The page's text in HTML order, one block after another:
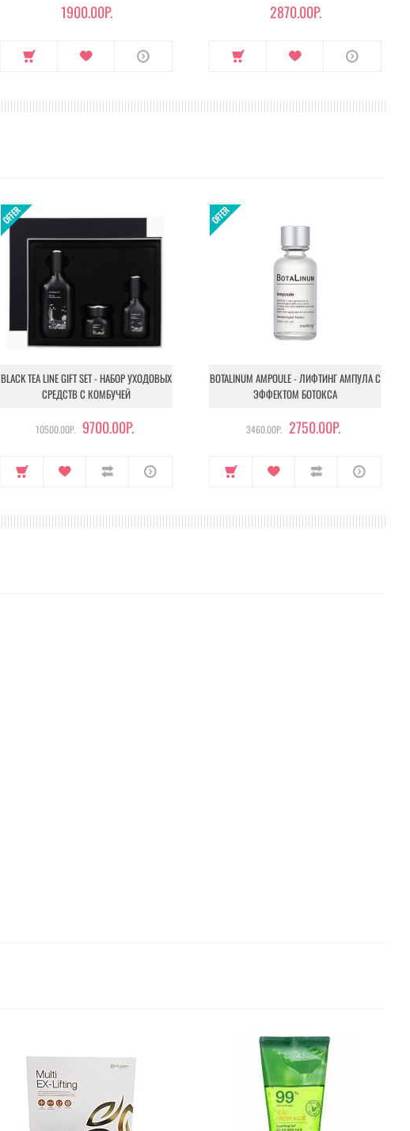
1900.00Р. 2870.00Р.
BLACK TEA LINE GIFT SET - НАБОР УХОДОВЫХ
СРЕДСТВ С КОМБУЧЕЙ
10500.00Р. 9700.00Р.
BOTALINUM AMPOULE - ЛИФТИНГ АМПУЛА С
ЭФФЕКТОМ БОТОКСА
3460.00Р. 2750.00Р.